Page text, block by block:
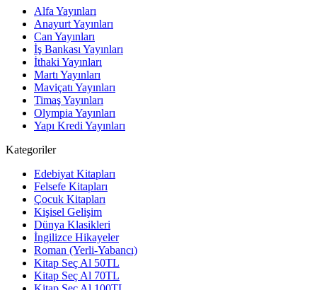
Alfa Yayınları
Anayurt Yayınları
Can Yayınları
İş Bankası Yayınları
İthaki Yayınları
Martı Yayınları
Maviçatı Yayınları
Timaş Yayınları
Olympia Yayınları
Yapı Kredi Yayınları
Kategoriler
Edebiyat Kitapları
Felsefe Kitapları
Çocuk Kitapları
Kişisel Gelişim
Dünya Klasikleri
İngilizce Hikayeler
Roman (Yerli-Yabancı)
Kitap Seç Al 50TL
Kitap Seç Al 70TL